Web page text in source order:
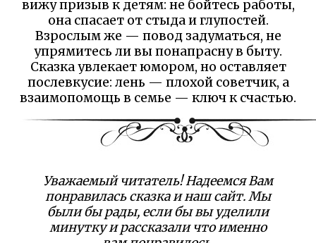
вижу призыв к детям: не бойтесь работы,
она спасает от стыда и глупостей.
Взрослым же — повод задуматься, не
упрямитесь ли вы понапрасну в быту.
Сказка увлекает юмором, но оставляет
послевкусие: лень — плохой советчик, а
взаимопомощь в семье — ключ к счастью.
Уважаемый читатель! Надеемся Вам
понравилась сказка и наш сайт. Мы
были бы рады, если бы вы уделили
минутку и рассказали что именно